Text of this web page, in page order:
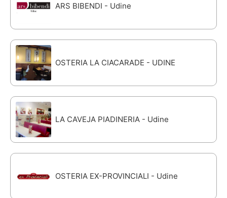
ARS BIBENDI - Udine
OSTERIA LA CIACARADE - UDINE
LA CAVEJA PIADINERIA - Udine
OSTERIA EX-PROVINCIALI - Udine